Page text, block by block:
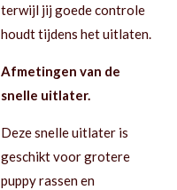
terwijl jij goede controle
houdt tijdens het uitlaten.
Afmetingen van de
snelle uitlater.
Deze snelle uitlater is
geschikt voor grotere
puppy rassen en